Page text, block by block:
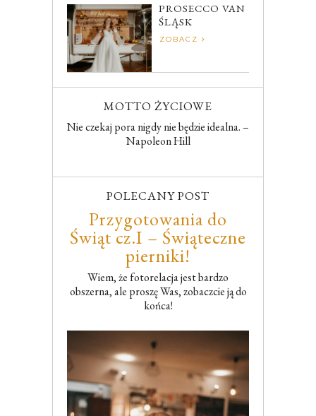
PROSECCO VAN
ŚLĄSK
ZOBACZ
MOTTO ŻYCIOWE
Nie czekaj pora nigdy nie będzie idealna. –
Napoleon Hill
POLECANY POST
Przygotowania do
Świąt cz.I – Świąteczne
pierniki!
Wiem, że fotorelacja jest bardzo
obszerna, ale proszę Was, zobaczcie ją do
końca!